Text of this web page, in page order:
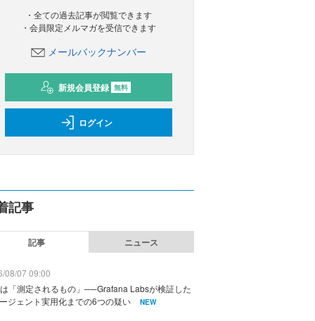
・全ての過去記事が閲覧できます
・会員限定メルマガを受信できます
メールバックナンバー
新規会員登録 無料
ログイン
記事
記事 ニュース
08/07 09:00
「測定されるもの」──Grafana Labsが検証した
ジェント実用化までの6つの疑い
NEW